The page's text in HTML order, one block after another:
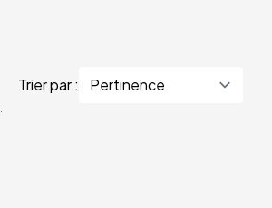
Trier par :